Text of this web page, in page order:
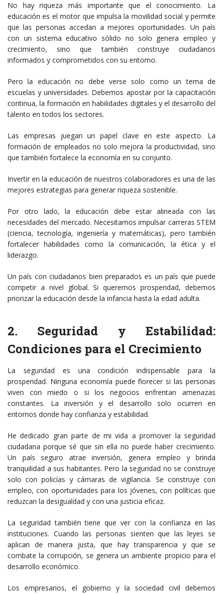
No hay riqueza más importante que el conocimiento. La
educación es el motor que impulsa la movilidad social y permite
que las personas accedan a mejores oportunidades. Un país
con un sistema educativo sólido no solo genera empleo y
crecimiento, sino que también construye ciudadanos
informados y comprometidos con su entorno.
Pero la educación no debe verse solo como un tema de
escuelas y universidades. Debemos apostar por la capacitación
continua, la formación en habilidades digitales y el desarrollo del
talento en todos los sectores.
Las empresas juegan un papel clave en este aspecto. La
formación de empleados no solo mejora la productividad, sino
que también fortalece la economía en su conjunto.
Invertir en la educación de nuestros colaboradores es una de las
mejores estrategias para generar riqueza sostenible.
Por otro lado, la educación debe estar alineada con las
necesidades del mercado. Necesitamos impulsar carreras STEM
(ciencia, tecnología, ingeniería y matemáticas), pero también
fortalecer habilidades como la comunicación, la ética y el
liderazgo.
Un país con ciudadanos bien preparados es un país que puede
competir a nivel global. Si queremos prosperidad, debemos
priorizar la educación desde la infancia hasta la edad adulta.
2. Seguridad y Estabilidad:
Condiciones para el Crecimiento
La seguridad es una condición indispensable para la
prosperidad. Ninguna economía puede florecer si las personas
viven con miedo o si los negocios enfrentan amenazas
constantes. La inversión y el desarrollo solo ocurren en
entornos donde hay confianza y estabilidad.
He dedicado gran parte de mi vida a promover la seguridad
ciudadana porque sé que sin ella no puede haber crecimiento.
Un país seguro atrae inversión, genera empleo y brinda
tranquilidad a sus habitantes. Pero la seguridad no se construye
solo con policías y cámaras de vigilancia. Se construye con
empleo, con oportunidades para los jóvenes, con políticas que
reduzcan la desigualdad y con una justicia eficaz.
La seguridad también tiene que ver con la confianza en las
instituciones. Cuando las personas sienten que las leyes se
aplican de manera justa, que hay transparencia y que se
combate la corrupción, se genera un ambiente propicio para el
desarrollo económico.
Los empresarios, el gobierno y la sociedad civil debemos